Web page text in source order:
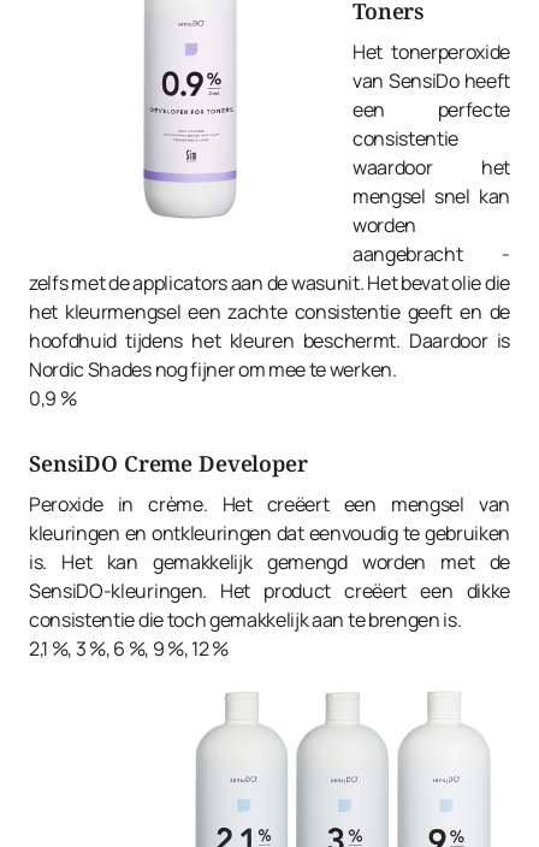
Toners
Het tonerperoxide
van SensiDo heeft
een perfecte
consistentie
waardoor het
mengsel snel kan
worden
aangebracht -
zelfs met de applicators aan de wasunit. Het bevat olie die
het kleurmengsel een zachte consistentie geeft en de
hoofdhuid tijdens het kleuren beschermt. Daardoor is
Nordic Shades nog fijner om mee te werken.
0,9 %
SensiDO Creme Developer
Peroxide in crème. Het creëert een mengsel van
kleuringen en ontkleuringen dat eenvoudig te gebruiken
is. Het kan gemakkelijk gemengd worden met de
SensiDO-kleuringen. Het product creëert een dikke
consistentie die toch gemakkelijk aan te brengen is.
2,1 %, 3 %, 6 %, 9 %, 12 %